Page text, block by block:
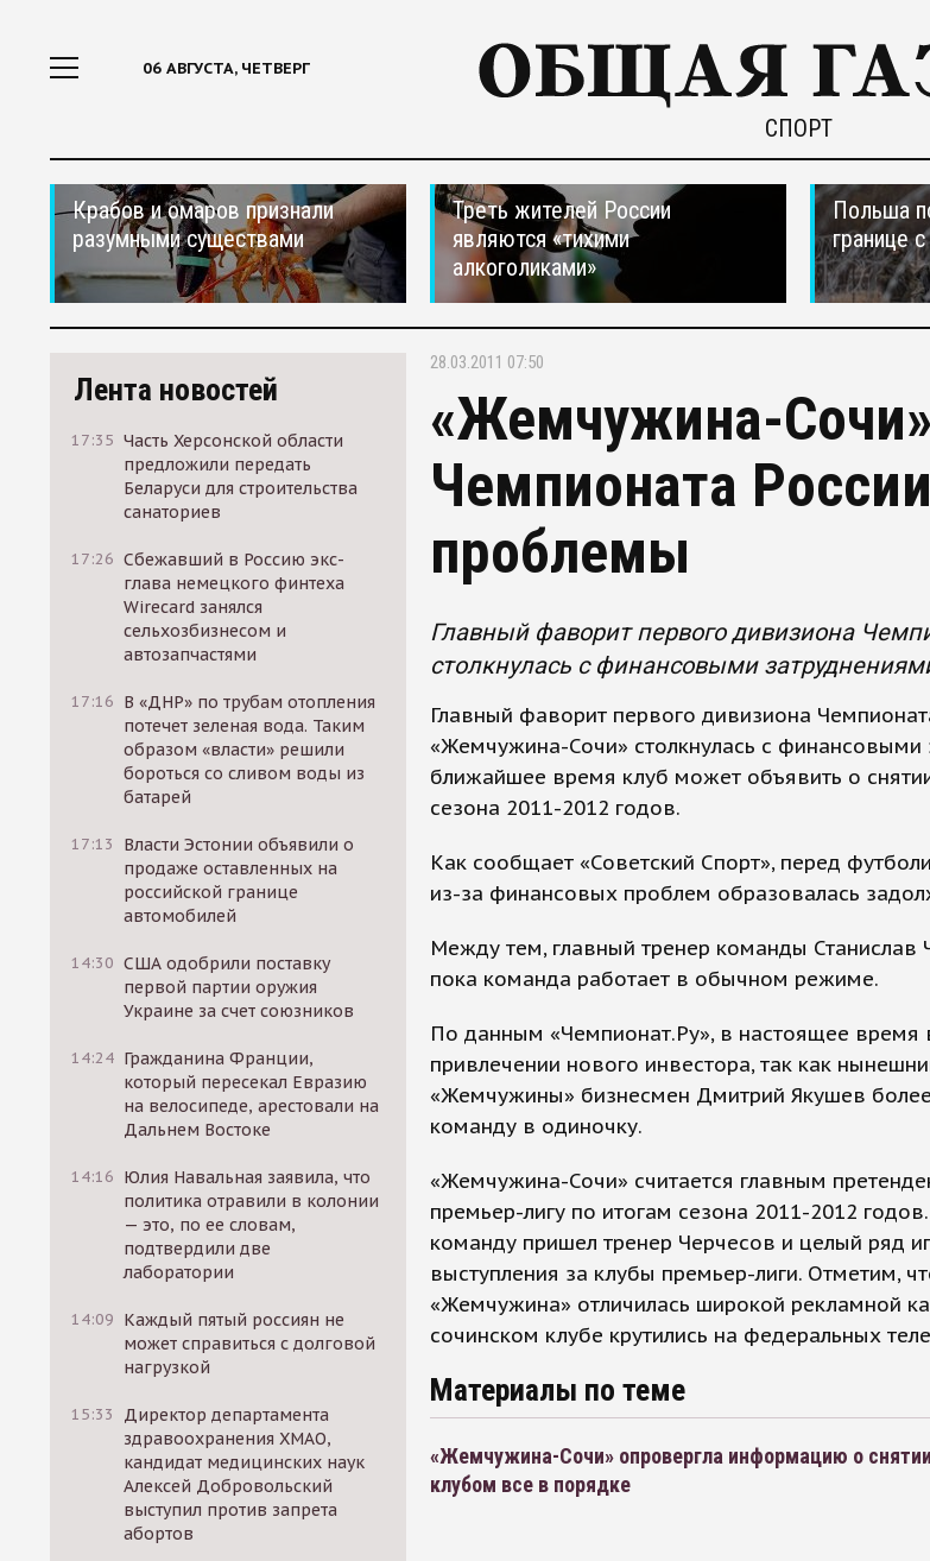
06 АВГУСТА, ЧЕТВЕРГ
СПОРТ
Крабов и омаров признали
разумными существами
Треть жителей России
являются «тихими
алкоголиками»
Польша
границе
Лента новостей
17:35 Часть Херсонской области
предложили передать
Беларуси для строительства
санаториев
17:26 Сбежавший в Россию экс-
глава немецкого финтеха
Wirecard занялся
сельхозбизнесом и
автозапчастями
17:16 В «ДНР» по трубам отопления
потечет зеленая вода. Таким
образом «власти» решили
бороться со сливом воды из
батарей
17:13
Власти Эстонии объявили о
продаже оставленных на
российской границе
автомобилей
14:30 США одобрили поставку
первой партии оружия
Украине за счет союзников
14:24 Гражданина Франции,
который пересекал Евразию
на велосипеде, арестовали на
Дальнем Востоке
14:16 Юлия Навальная заявила, что
политика отравили в колонии
— это, по ее словам,
подтвердили две
лаборатории
14:09 Каждый пятый россиян не
может справиться с долговой
нагрузкой
15:33
Директор департамента
здравоохранения ХМАО,
кандидат медицинских наук
Алексей Добровольский
выступил против запрета
абортов
28.03.2011 07:50
«Жемчужина-
Чемпионата
проблемы
Главный фаворит первого дивизиона
столкнулась с финансовыми
Главный фаворит первого дивизиона
«Жемчужина-Сочи» столкнулась с финансовыми
ближайшее время клуб может объявить о
сезона 2011-2012 годов.
Как сообщает «Советский Спорт», перед
из-за финансовых проблем образовалась
Между тем, главный тренер команды Станислав
пока команда работает в обычном режиме.
По данным «Чемпионат.Ру», в настоящее время
привлечении нового инвестора, так как
«Жемчужины» бизнесмен Дмитрий Якушев
команду в одиночку.
«Жемчужина-Сочи» считается главным
премьер-лигу по итогам сезона 2011-2012
команду пришел тренер Черчесов и целый ряд
выступления за клубы премьер-лиги. Отметим,
«Жемчужина» отличилась широкой рекламной
сочинском клубе крутились на федеральных
Материалы по теме
«Жемчужина-Сочи» опровергла информацию о
клубом все в порядке